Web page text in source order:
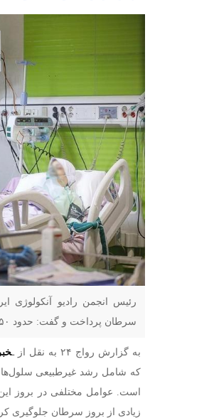
رئیس انجمن رادیو آنکولوژی
سرطان پرداخت و گفت: حدود ۵۰ تا ۶۰ درصد مبتلایان به سرطان بهبود پیدا می‌کنند
به گزارش رواج ۲۴ به نقل از ـ
که شامل رشد غیرطبیعی سلول‌های
است. عوامل مختلفی در بروز
زیادی از بروز سرطان جلوگیری